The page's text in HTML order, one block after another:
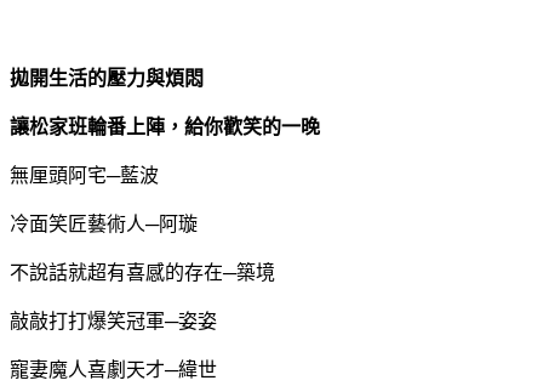
拋開生活的壓力與煩悶
讓松家班輪番上陣，給你歡笑的一晚
無厘頭阿宅─藍波
冷面笑匠藝術人─阿璇
不說話就超有喜感的存在─築境
敲敲打打爆笑冠軍─姿姿
寵妻魔人喜劇天才─緯世